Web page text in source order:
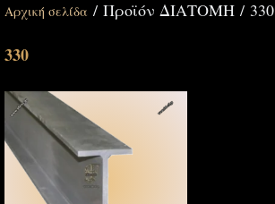
Αρχική σελίδα / Προϊόν ΔΙΑΤΟΜΗ / 330
330